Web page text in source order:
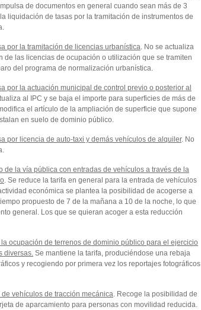
de documentos en general cuando sean más de 3
liquidación de tasas por la tramitación de instrumentos de
por la tramitación de licencias urbanística. No se actualiza
las licencias de ocupación o utilización que se tramiten
del programa de normalización urbanística.
por la actuación municipal de control previo o posterior al
al IPC y se baja el importe para superficies de más de
el artículo de la ampliación de superficie que supone
en suelo de dominio público.
por licencia de auto-taxi y demás vehículos de alquiler. No
la vía pública con entradas de vehículos a través de la
. Se reduce la tarifa en general para la entrada de vehículos
económica se plantea la posibilidad de acogerse a
propuesto de 7 de la mañana a 10 de la noche, lo que
general. Los que se quieran acoger a esta reducción
ocupación de terrenos de dominio público para el ejercicio
diversas. Se mantiene la tarifa, produciéndose una rebaja
y recogiendo por primera vez los reportajes fotográficos
vehículos de tracción mecánica. Recoge la posibilidad de
de aparcamiento para personas con movilidad reducida.